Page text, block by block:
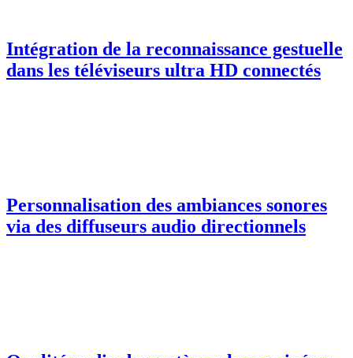
Intégration de la reconnaissance gestuelle
dans les téléviseurs ultra HD connectés
Personnalisation des ambiances sonores
via des diffuseurs audio directionnels